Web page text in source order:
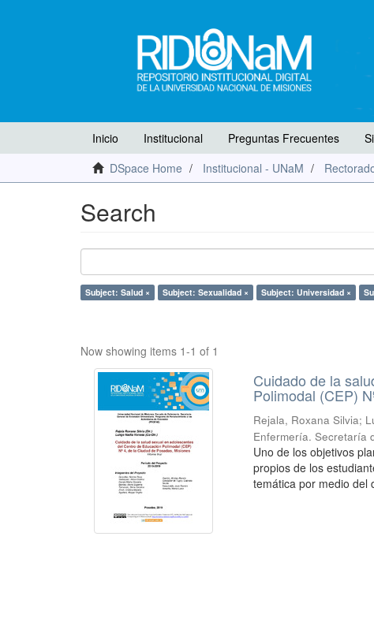
Inicio Institucional Preguntas Frecuentes
DSpace Home
Institucional - UNaM
Search
Subject: Salud × Subject: Sexualidad × Subject: Universidad ×
Now showing items 1-1 of 1
Cuidado de la
Polimodal (CEP)
Rejala, Roxana Silvia;
Enfermería. Secretaría
Uno de los objetivos
propios de los
temática por medio del